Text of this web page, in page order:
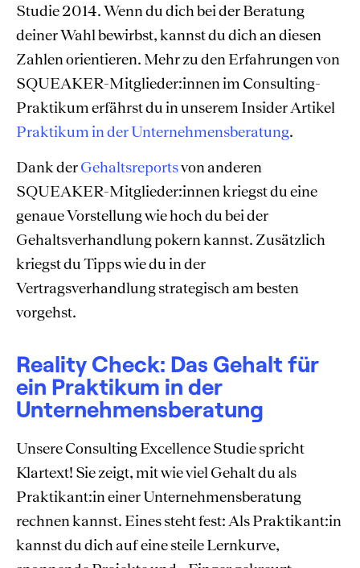
Studie 2014. Wenn du dich bei der Beratung
deiner Wahl bewirbst, kannst du dich an diesen
Zahlen orientieren. Mehr zu den Erfahrungen von
SQUEAKER-Mitglieder:innen im Consulting-
Praktikum erfährst du in unserem Insider Artikel
Praktikum in der Unternehmensberatung.
Dank derGehaltsreportsvon anderen
SQUEAKER-Mitglieder:innen kriegst du eine
genaue Vorstellung wie hoch du bei der
Gehaltsverhandlung pokern kannst. Zusätzlich
kriegst du Tipps wie du in der
Vertragsverhandlung strategisch am besten
vorgehst.
Reality Check: Das Gehalt für
ein Praktikum in der
Unternehmensberatung
Unsere Consulting Excellence Studie spricht
Klartext! Sie zeigt, mit wie viel Gehalt du als
Praktikant:in einer Unternehmensberatung
rechnen kannst. Eines steht fest: Als Praktikant:in
kannst du dich auf eine steile Lernkurve,